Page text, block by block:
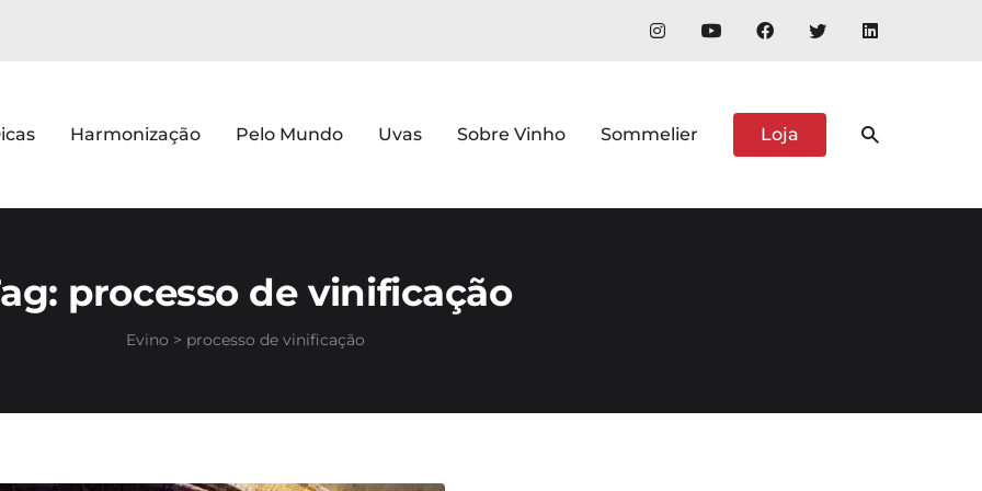
Harmonização Pelo Mundo Uvas Sobre Vinho Sommelier Loja
processo de vinificação
Evino > processo de vinificação